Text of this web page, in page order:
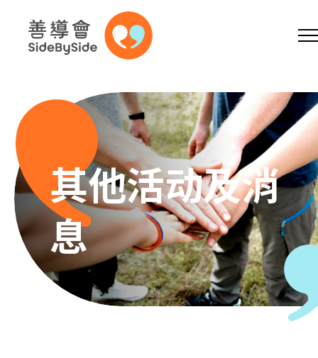
跳到内容（按回车键）
A A EN繁 简
主页
本会服务
其他活动及消
息